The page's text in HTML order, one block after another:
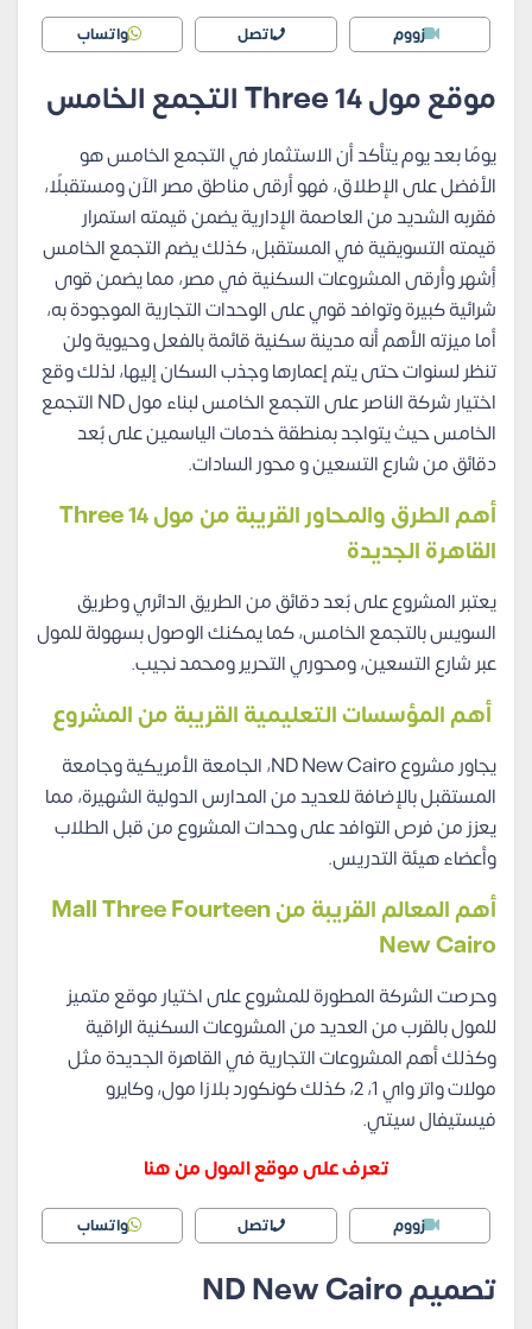
زووم اتصل واتساب
موقع مول التجمع الخامس
يومًا بعد يوم يتأكد أن الاستثمار في التجمع الخامس هو
الأفضل على الإطلاق، فهو أرقى مناطق مصر الآن ومستقبلًا،
فقربه الشديد من العاصمة الإدارية يضمن قيمته استمرار
قيمته التسويقية في المستقبل، كذلك يضم التجمع الخامس
أِشهر وأرقى المشروعات السكنية في مصر، مما يضمن قوى
شرائية كبيرة وتوافد قوي على الوحدات التجارية الموجودة به،
أما ميزته الأهم أنه مدينة سكنية قائمة بالفعل وحيوية ولن
تنظر لسنوات حتى يتم إعمارها وجذب السكان إليها، لذلك وقع
اختيار شركة الناصر على التجمع الخامس لبناء مول ND التجمع
الخامس حيث يتواجد بمنطقة خدمات الياسمين على بُعد
دقائق من شارع التسعين و محور السادات.
أهم الطرق والمحاور القريبة من مول
القاهرة الجديدة
يعتبر المشروع على بُعد دقائق من الطريق الدائري وطريق
السويس بالتجمع الخامس، كما يمكنك الوصول بسهولة للمول
عبر شارع التسعين، ومحوري التحرير ومحمد نجيب.
أهم المؤسسات التعليمية القريبة من المشروع
يجاور مشروع ND New Cairo، الجامعة الأمريكية وجامعة
المستقبل بالإضافة للعديد من المدارس الدولية الشهيرة، مما
يعزز من فرص التوافد على وحدات المشروع من قبل الطلاب
وأعضاء هيئة التدريس.
أهم المعالم القريبة منMall Three Fourteen
New Cairo
وحرصت الشركة المطورة للمشروع على اختيار موقع متميز
للمول بالقرب من العديد من المشروعات السكنية الراقية
وكذلك أهم المشروعات التجارية في القاهرة الجديدة مثل
مولات واتر واي 1، 2، كذلك كونكورد بلازا مول، وكايرو
فيستيفال سيتي.
تعرف على موقع المول من هنا
زووم اتصل واتساب
تصميمND New Cairo